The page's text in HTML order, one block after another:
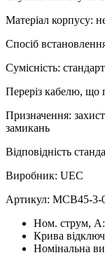
Матеріал корпусу:
Спосіб
Сумісність:
Переріз кабелю, що
Призначення:
замикань
Відповідність
Виробник: UEC
Артикул:
Ном. струм, А:
Крива
Номінальна